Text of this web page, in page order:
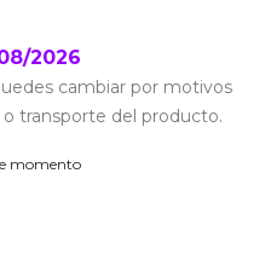
2026
cambiar por motivos
transporte del producto.
momento